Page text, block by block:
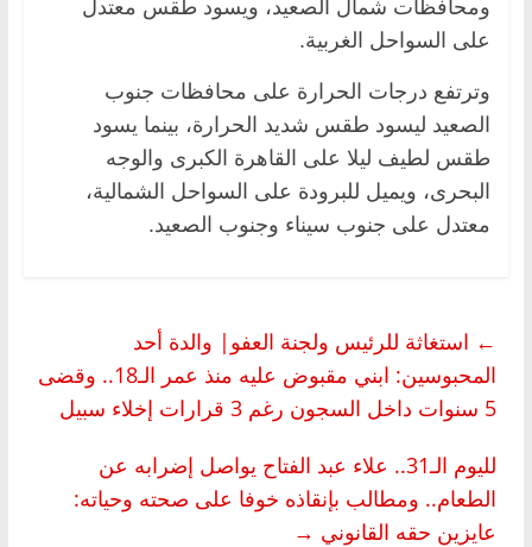
ومحافظات شمال الصعيد، ويسود طقس معتدل
على السواحل الغربية.
وترتفع درجات الحرارة على محافظات جنوب
الصعيد ليسود طقس شديد الحرارة، بينما يسود
طقس لطيف ليلا على القاهرة الكبرى والوجه
البحرى، ويميل للبرودة على السواحل الشمالية،
معتدل على جنوب سيناء وجنوب الصعيد.
← استغاثة للرئيس ولجنة العفو| والدة أحد
المحبوسين: ابني مقبوض عليه منذ عمر الـ18.. وقضى
5 سنوات داخل السجون رغم 3 قرارات إخلاء سبيل
لليوم الـ31.. علاء عبد الفتاح يواصل إضرابه عن
الطعام.. ومطالب بإنقاذه خوفا على صحته وحياته:
عايزين حقه القانوني →